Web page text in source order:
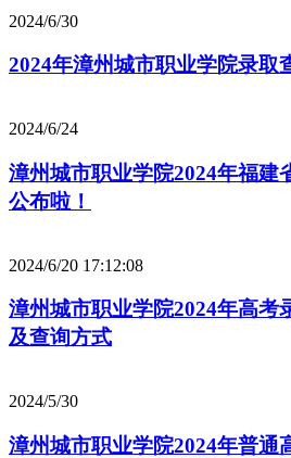
2024/6/30
2024年漳州城市职业学院录取
2024/6/24
漳州城市职业学院2024年福建
公布啦！
2024/6/20 17:12:08
漳州城市职业学院2024年高考
及查询方式
2024/5/30
漳州城市职业学院2024年普通